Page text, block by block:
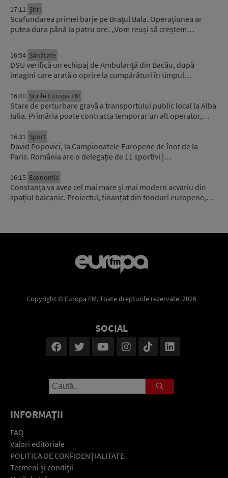
17:11 Știri
Scufundarea primei barje pe Brațul Bala. Operațiunea ar
putea dura până la patru ore. „Vom reuși să creștem…
16:54 Sănătate
DSU verifică un echipaj de Ambulanță din Bacău, după
imagini care arată o oprire la cumpărături în timpul…
16:40 Știrile Europa FM
Stare de perturbare gravă a transportului public local la Alba
Iulia. Primăria poate contracta temporar un alt operator,…
16:31 Sport
David Popovici, la Campionatele Europene de înot de la
Paris. România are o delegație de 11 sportivi |…
16:15 Economie
Constanța va avea cel mai mare și mai modern acvariu din
spațiul balcanic. Proiectul, finanțat din fonduri europene,…
Copyright © Europa FM. Toate drepturile rezervate. 2026
SOCIAL
INFORMAŢII
FAQ
Valori editoriale
POLITICA DE CONFIDENŢIALITATE
Termeni şi condiţii